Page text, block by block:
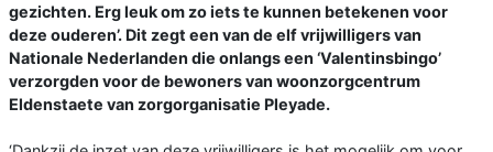
gezichten. Erg leuk om zo iets te kunnen betekenen voor
deze ouderen’. Dit zegt een van de elf vrijwilligers van
Nationale Nederlanden die onlangs een ‘Valentinsbingo’
verzorgden voor de bewoners van woonzorgcentrum
Eldenstaete van zorgorganisatie Pleyade.